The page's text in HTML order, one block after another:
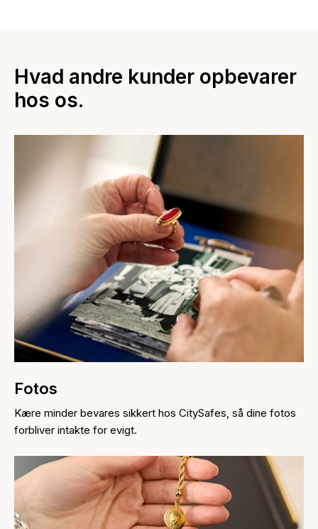
Hvad andre kunder opbevarer
hos os.
Fotos
Kære minder bevares sikkert hos CitySafes, så dine fotos
forbliver intakte for evigt.